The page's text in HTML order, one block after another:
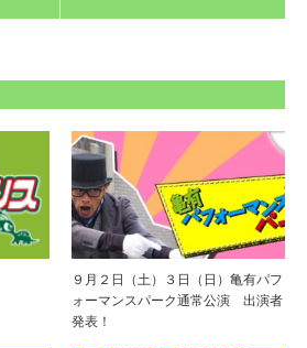
９月２日（土）３日（日）亀有パフ
ォーマンスパーク通常公演 出演者
発表！